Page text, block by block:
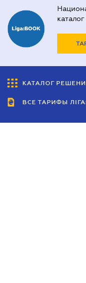
КАТАЛОГ
ВСЕ ТАРИФЫ